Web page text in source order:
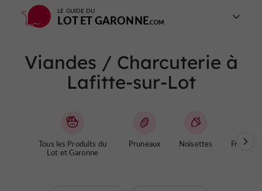
LE GUIDE DU
LOT ET GARONNE
Viandes / Charcuterie à
Lafitte-sur-Lot
Tous les Produits du
Lot et Garonne
Pruneaux Noisettes